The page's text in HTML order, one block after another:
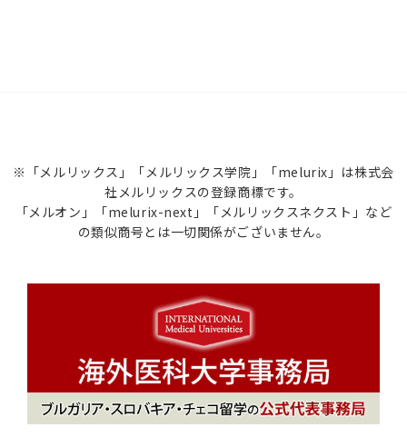
※「メルリックス」「メルリックス学院」「melurix」は株式会
社メルリックスの登録商標です。
「メルオン」「melurix-next」「メルリックスネクスト」など
の類似商号とは一切関係がございません。